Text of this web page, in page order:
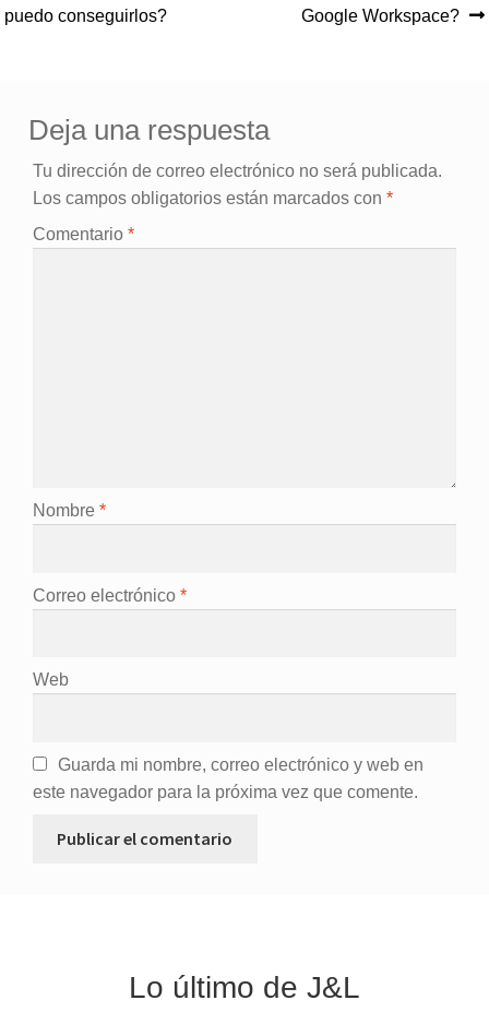
puedo conseguirlos? Google Workspace?
Deja una respuesta
Tu dirección de correo electrónico no será publicada.
Los campos obligatorios están marcados con *
Comentario *
Nombre *
Correo electrónico *
Web
Guarda mi nombre, correo electrónico y web en
este navegador para la próxima vez que comente.
Lo último de J&L